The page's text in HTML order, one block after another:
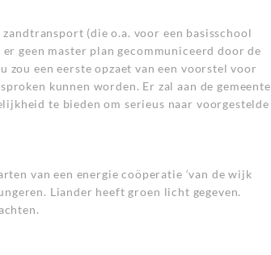
(die o.a. voor een basisschool
geen master plan gecommuniceerd door de
zou een eerste opzaet van een voorstel voor
kunnen worden. Er zal aan de gemeente
te bieden om serieus naar voorgestelde
van een energie coöperatie ‘van de wijk
Liander heeft groen licht gegeven.